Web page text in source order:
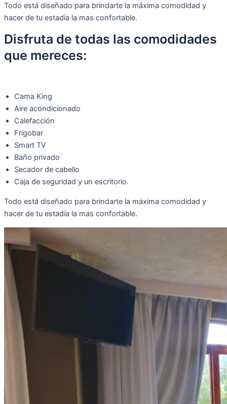
Todo está diseñado para brindarte la máxima comodidad y
hacer de tu estadía la mas confortable.
Disfruta de todas las comodidades
que mereces:
Cama King
Aire acondicionado
Calefacción
Frigobar
Smart TV
Baño privado
Secador de cabello
Caja de seguridad y un escritorio.
Todo está diseñado para brindarte la máxima comodidad y
hacer de tu estadía la mas confortable.